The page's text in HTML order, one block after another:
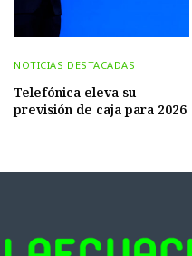
NOTICIAS DESTACADAS
Telefónica eleva su
previsión de caja para 2026